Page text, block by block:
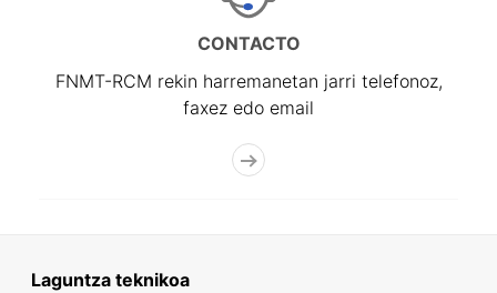
CONTACTO
FNMT-RCM rekin harremanetan jarri telefonoz,
faxez edo email
Laguntza teknikoa